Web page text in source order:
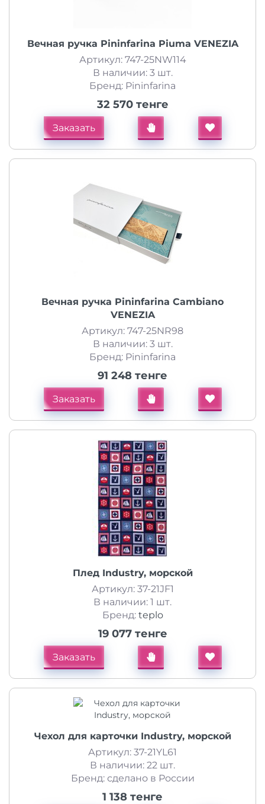
Вечная ручка Pininfarina Piuma VENEZIA
Артикул: 747-25NW114
В наличии: 3 шт.
Бренд: Pininfarina
32 570 тенге
Заказать
Вечная ручка Pininfarina Cambiano
VENEZIA
Артикул: 747-25NR98
В наличии: 3 шт.
Бренд: Pininfarina
91 248 тенге
Заказать
Плед Industry, морской
Артикул: 37-21JF1
В наличии: 1 шт.
Бренд: teplo
19 077 тенге
Заказать
Чехол для карточки Industry, морской
Артикул: 37-21YL61
В наличии: 22 шт.
Бренд: сделано в России
1 138 тенге